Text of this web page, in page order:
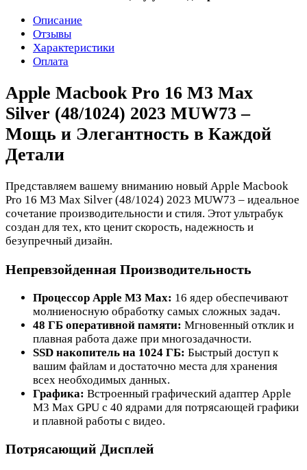
Описание
Отзывы
Характеристики
Оплата
Apple Macbook Pro 16 M3 Max
Silver (48/1024) 2023 MUW73 –
Мощь и Элегантность в Каждой
Детали
Представляем вашему вниманию новый Apple Macbook
Pro 16 M3 Max Silver (48/1024) 2023 MUW73 – идеальное
сочетание производительности и стиля. Этот ультрабук
создан для тех, кто ценит скорость, надежность и
безупречный дизайн.
Непревзойденная Производительность
Процессор Apple M3 Max: 16 ядер обеспечивают
молниеносную обработку самых сложных задач.
48 ГБ оперативной памяти: Мгновенный отклик и
плавная работа даже при многозадачности.
SSD накопитель на 1024 ГБ: Быстрый доступ к
вашим файлам и достаточно места для хранения
всех необходимых данных.
Графика: Встроенный графический адаптер Apple
M3 Max GPU с 40 ядрами для потрясающей графики
и плавной работы с видео.
Потрясающий Дисплей